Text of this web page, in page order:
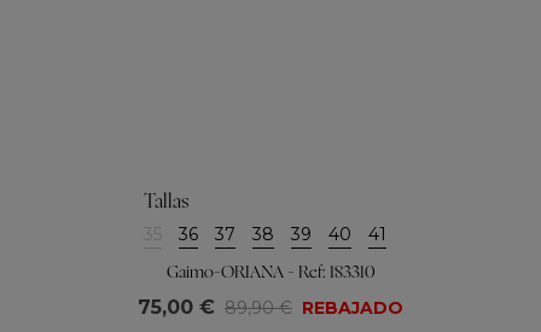
Tallas
35 36 37 38 39 40 41
Gaimo-ORIANA - Ref: 183310
75,00 € 89,90 € REBAJADO